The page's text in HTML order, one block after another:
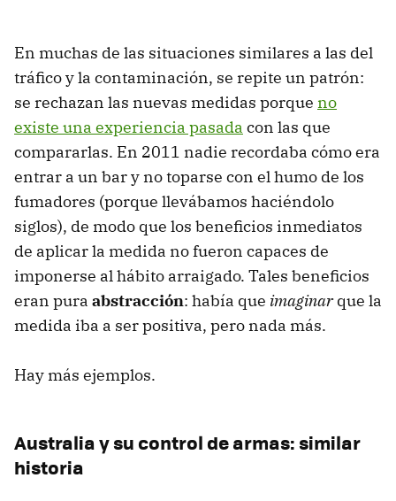
En muchas de las situaciones similares a las del
tráfico y la contaminación, se repite un patrón:
se rechazan las nuevas medidas porque no
existe una experiencia pasada con las que
compararlas. En 2011 nadie recordaba cómo era
entrar a un bar y no toparse con el humo de los
fumadores (porque llevábamos haciéndolo
siglos), de modo que los beneficios inmediatos
de aplicar la medida no fueron capaces de
imponerse al hábito arraigado. Tales beneficios
eran pura abstracción: había que imaginarque la
medida iba a ser positiva, pero nada más.
Hay más ejemplos.
Australia y su control de armas: similar
historia